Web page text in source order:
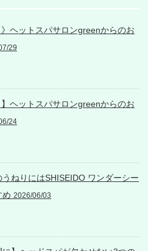
》ヘットスパサロンgreenからのお
29
】ヘットスパサロンgreenからのお
24
ねりにはSHISEIDO ワンダーシー
め 2026/06/03